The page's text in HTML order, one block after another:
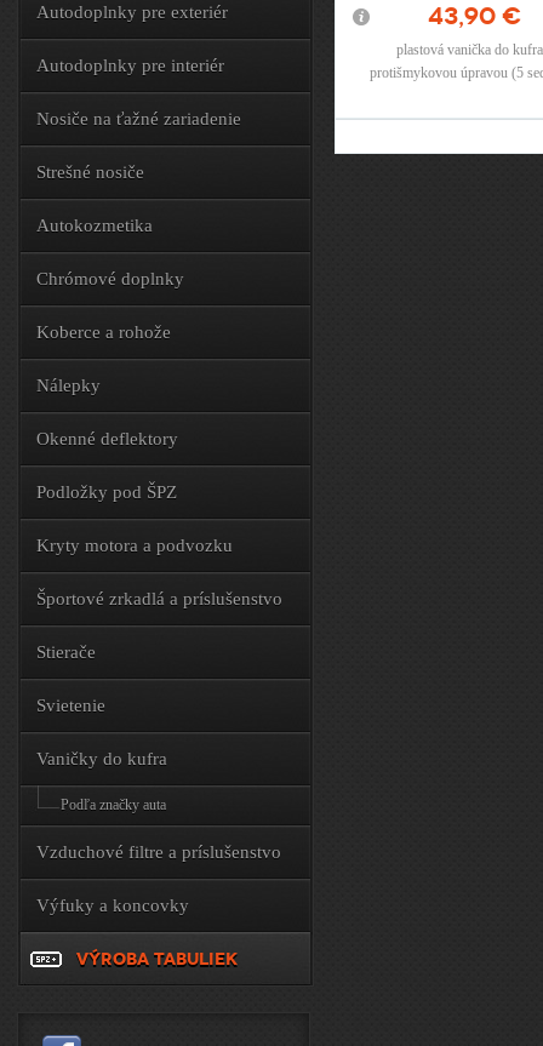
43,90 €
plastová vanička do
protišmykovou úpravou (5
Autodoplnky pre exteriér
Autodoplnky pre interiér
Nosiče na ťažné zariadenie
Strešné nosiče
Autokozmetika
Chrómové doplnky
Koberce a rohože
Nálepky
Okenné deflektory
Podložky pod ŠPZ
Kryty motora a podvozku
Športové zrkadlá a príslušenstvo
Stierače
Svietenie
Vaničky do kufra
Podľa značky auta
Vzduchové filtre a príslušenstvo
Výfuky a koncovky
VÝROBA TABULIEK